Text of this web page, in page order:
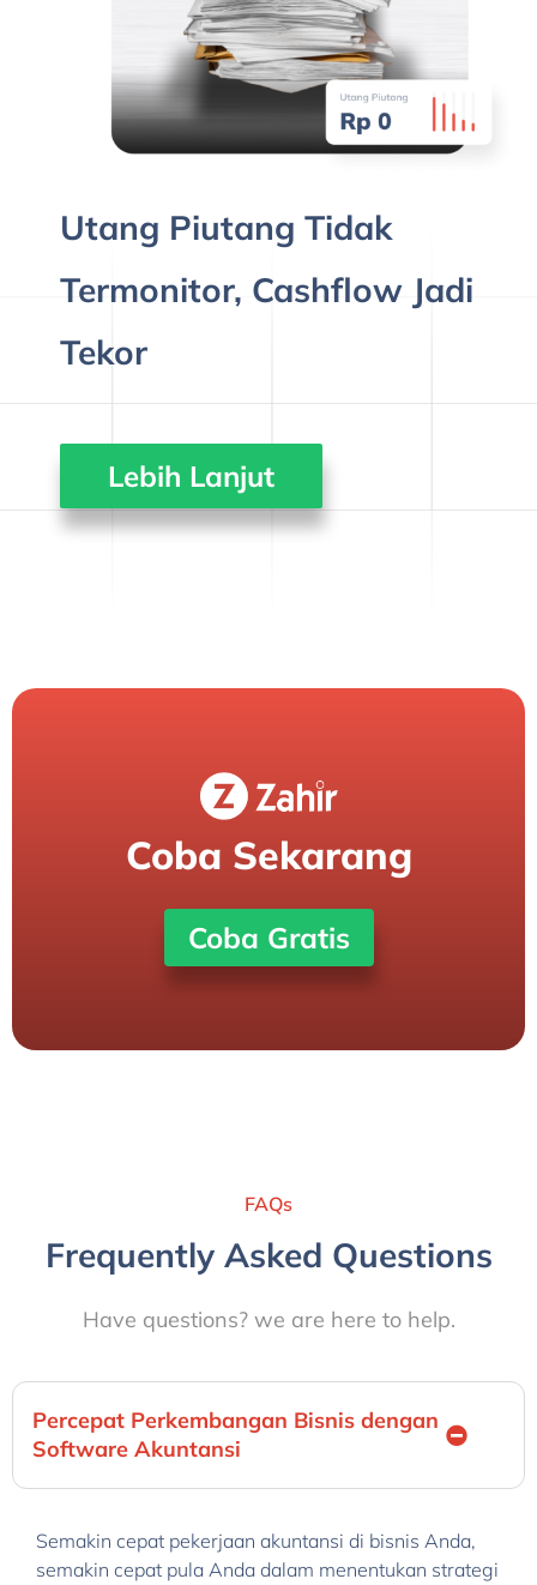
Utang Piutang Tidak
Termonitor, Cashflow Jadi
Tekor
Lebih Lanjut
Coba Sekarang
Coba Gratis
FAQs
Frequently Asked Questions
Have questions? we are here to help.
Percepat Perkembangan Bisnis dengan
Software Akuntansi
Semakin cepat pekerjaan akuntansi di bisnis Anda,
semakin cepat pula Anda dalam menentukan strategi